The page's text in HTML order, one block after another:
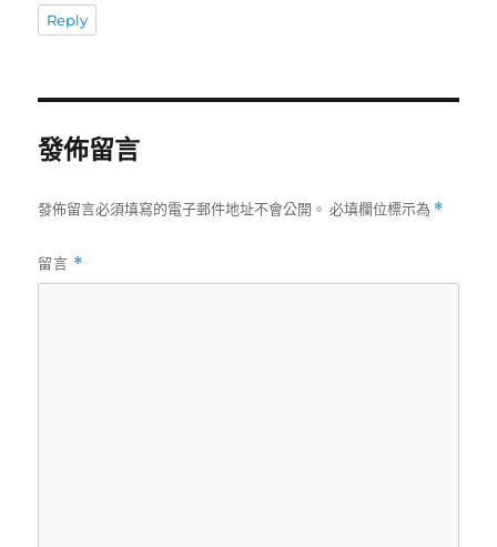
Reply
發佈留言
發佈留言必須填寫的電子郵件地址不會公開。 必填欄位標示為 *
留言 *